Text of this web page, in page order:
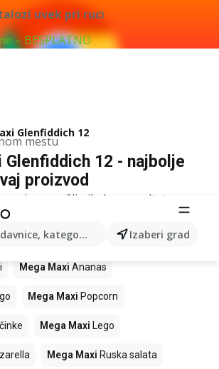
uvek pri ruci
– BESPLATNO
mestu
kategorije, proizvode...Izaberi grad
Glenfiddich 12
Glenfiddich 12 - najbolje
proizvod
nismo našli nikakav rezultat.
u prodavnicama Mega
Mega Maxi Ananas
Mega Maxi Popcorn
Mega Maxi Lego
Mega Maxi Ruska salata